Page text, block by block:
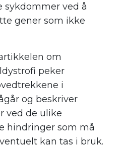
sykdommer ved å
gener som ikke
om
peker
i
og beskriver
ved de ulike
hindringer som må
kan tas i bruk.